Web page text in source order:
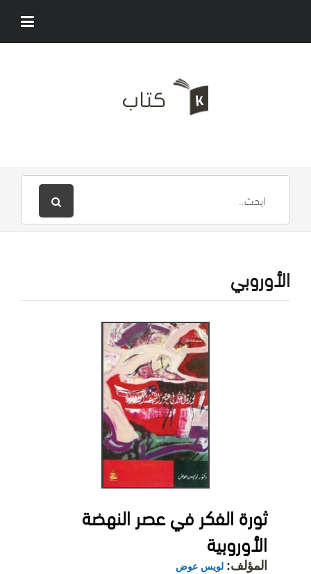
الأوروبي
ثورة الفكر في عصر النهضة
الأوروبية
المؤلف: لويس عوض